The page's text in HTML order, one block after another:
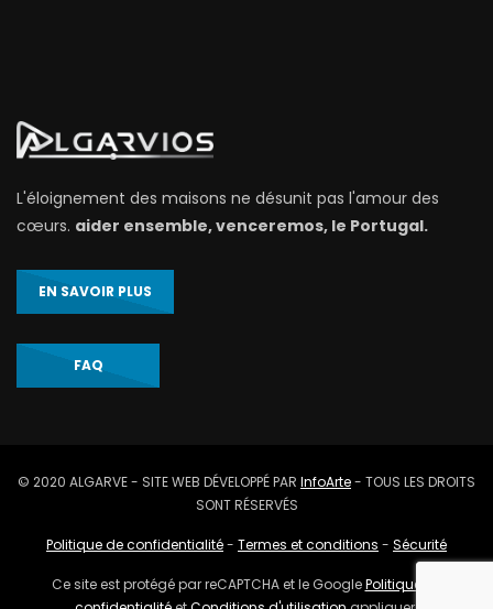
L'éloignement des maisons ne désunit pas l'amour des
cœurs. aider ensemble, venceremos, le Portugal.
EN SAVOIR PLUS
FAQ
© 2020 ALGARVE - SITE WEB DÉVELOPPÉ PAR InfoArte- TOUS LES DROITS
SONT RÉSERVÉS
Politique de confidentialité- Termes et conditions - Sécurité
Ce site est protégé par reCAPTCHA et le GooglePolitique de